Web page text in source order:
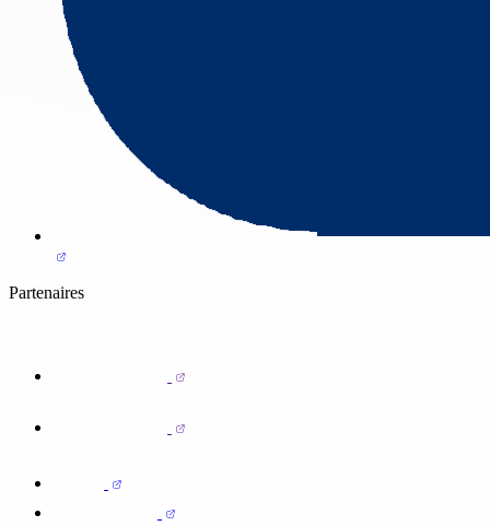
Partenaires